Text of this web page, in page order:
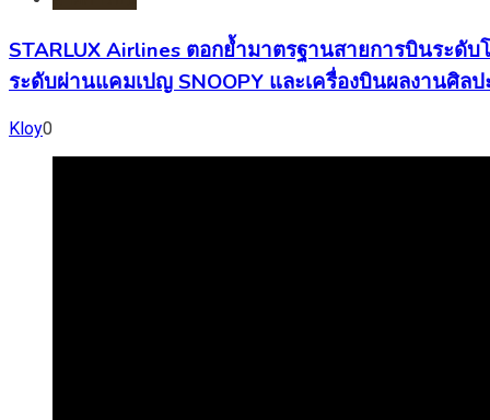
STARLUX Airlines ตอกย้ำมาตรฐานสายการบินระดั
ระดับผ่านแคมเปญ SNOOPY และเครื่องบินผลงานศิล
Kloy0